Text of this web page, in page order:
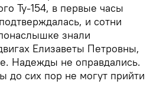
Ту-154, в первые часы
и сотни
знали
Елизаветы Петровны,
Надежды не оправдались.
до сих пор не могут прийти